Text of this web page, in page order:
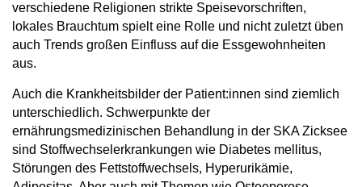
verschiedene Religionen strikte Speisevorschriften,
lokales Brauchtum spielt eine Rolle und nicht zuletzt üben
auch Trends großen Einfluss auf die Essgewohnheiten
aus.
Auch die Krankheitsbilder der Patient:innen sind ziemlich
unterschiedlich. Schwerpunkte der
ernährungsmedizinischen Behandlung in der SKA Zicksee
sind Stoffwechselerkrankungen wie Diabetes mellitus,
Störungen des Fettstoffwechsels, Hyperurikämie,